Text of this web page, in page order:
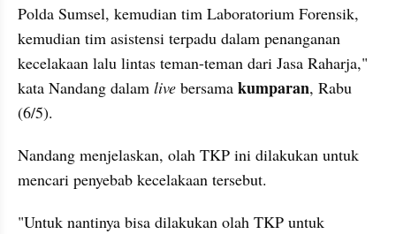
Polda Sumsel, kemudian tim Laboratorium Forensik,
kemudian tim asistensi terpadu dalam penanganan
kecelakaan lalu lintas teman-teman dari Jasa Raharja,"
kata Nandang dalam live bersama kumparan, Rabu
(6/5).
Nandang menjelaskan, olah TKP ini dilakukan untuk
mencari penyebab kecelakaan tersebut.
"Untuk nantinya bisa dilakukan olah TKP untuk